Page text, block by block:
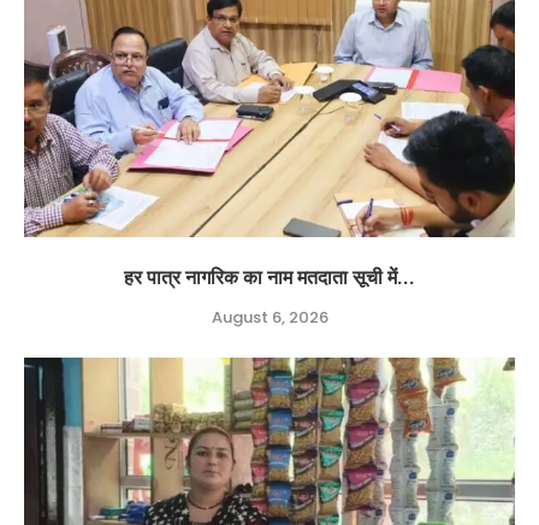
हर पात्र नागरिक का नाम मतदाता सूची में...
August 6, 2026